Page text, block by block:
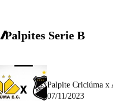
Palpites Serie B
Palpite Criciúma x
07/11/2023